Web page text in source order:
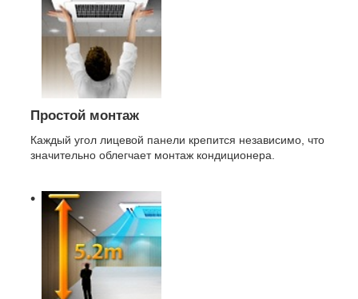
Простой монтаж
Каждый угол лицевой панели крепится независимо, что
значительно облегчает монтаж кондиционера.